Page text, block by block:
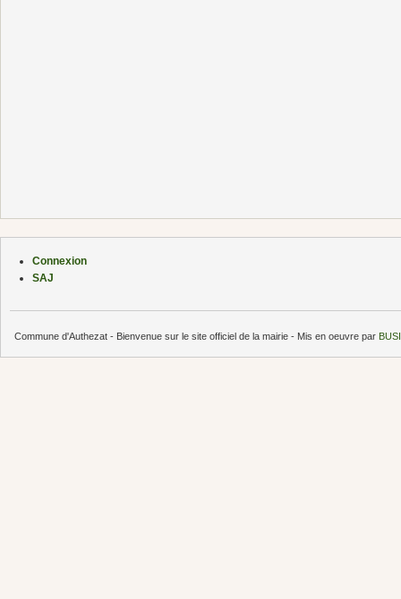
Connexion
SAJ
Commune d'Authezat - Bienvenue sur le site officiel de la mairie - Mis en oeuvre par